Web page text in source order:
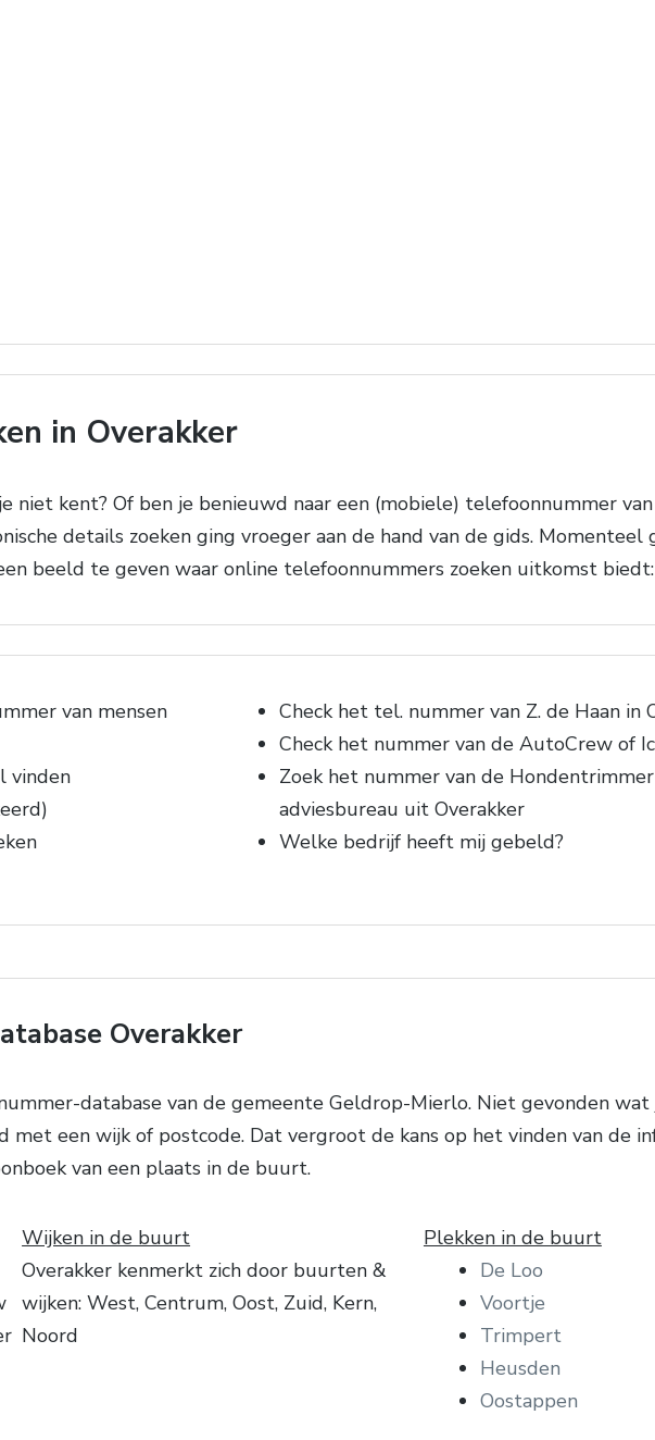
in Overakker
niet kent? Of ben je benieuwd naar een (mobiele) telefoonnummer
details zoeken ging vroeger aan de hand van de gids.
beeld te geven waar online telefoonnummers zoeken uitkomst biedt:
van mensen
vinden
Check het tel. nummer van Z. de Haan in
Check het nummer van de AutoCrew of
Zoek het nummer van de
adviesbureau uit Overakker
Welke bedrijf heeft mij gebeld?
Overakker
database van de gemeente Geldrop-Mierlo. Niet gevonden wat
met een wijk of postcode. Dat vergroot de kans op het vinden van de
van een plaats in de buurt.
Wijken in de buurt
Overakker kenmerkt zich door buurten &
wijken: West, Centrum, Oost, Zuid, Kern,
Noord
Plekken in de buurt
De Loo
Voortje
Trimpert
Heusden
Oostappen